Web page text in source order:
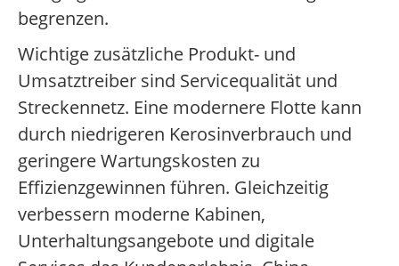
begrenzen.
Wichtige zusätzliche Produkt- und
Umsatztreiber sind Servicequalität und
Streckennetz. Eine modernere Flotte kann
durch niedrigeren Kerosinverbrauch und
geringere Wartungskosten zu
Effizienzgewinnen führen. Gleichzeitig
verbessern moderne Kabinen,
Unterhaltungsangebote und digitale